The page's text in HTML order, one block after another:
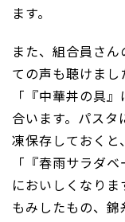
ます。
また、組合員さ
ての声も聴けまし
「『中華丼の具
合います。パスタ
凍保存しておくと
「『春雨サラダ
においしくなり
もみしたもの、錦